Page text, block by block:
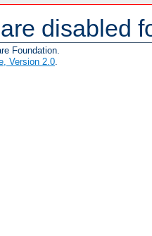
disabled
Foundation.
Version 2.0